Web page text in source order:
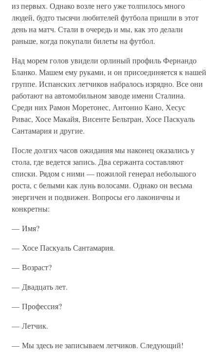
из первых. Однако возле него уже толпилось много
людей, будто тысячи любителей футбола пришли в этот
день на матч. Стали в очередь и мы, как это делали
раньше, когда покупали билеты на футбол.
Над морем голов увидели орлиный профиль Фернандо
Бланко. Машем ему руками, и он присоединяется к нашей
группе. Испанских летчиков набралось изрядно. Все они
работают на автомобильном заводе имени Сталина.
Среди них Рамон Моретонес, Антонио Кано, Хесус
Ривас, Хосе Макайя, Висенте Бельтран, Хосе Паскуаль
Сантамария и другие.
После долгих часов ожидания мы наконец оказались у
стола, где ведется запись. Два сержанта составляют
списки. Рядом с ними — пожилой генерал небольшого
роста, с белыми как лунь волосами. Однако он весьма
энергичен и подвижен. Вопросы его лаконичны и
конкретны:
— Имя?
— Хосе Паскуаль Сантамария.
— Возраст?
— Двадцать лет.
— Профессия?
— Летчик.
— Мы здесь не записываем летчиков. Следующий!